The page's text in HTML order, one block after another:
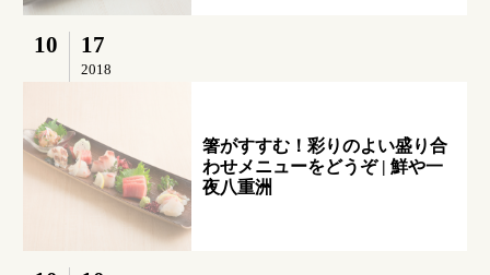
10 17
2018
箸がすすむ！彩りのよい盛り合
わせメニューをどうぞ | 鮮や一
夜八重洲